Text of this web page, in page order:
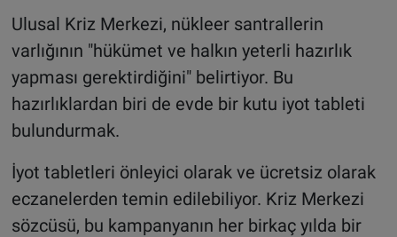
Ulusal Kriz Merkezi, nükleer santrallerin
varlığının "hükümet ve halkın yeterli hazırlık
yapması gerektirdiğini" belirtiyor. Bu
hazırlıklardan biri de evde bir kutu iyot tableti
bulundurmak.
İyot tabletleri önleyici olarak ve ücretsiz olarak
eczanelerden temin edilebiliyor. Kriz Merkezi
sözcüsü, bu kampanyanın her birkaç yılda bir